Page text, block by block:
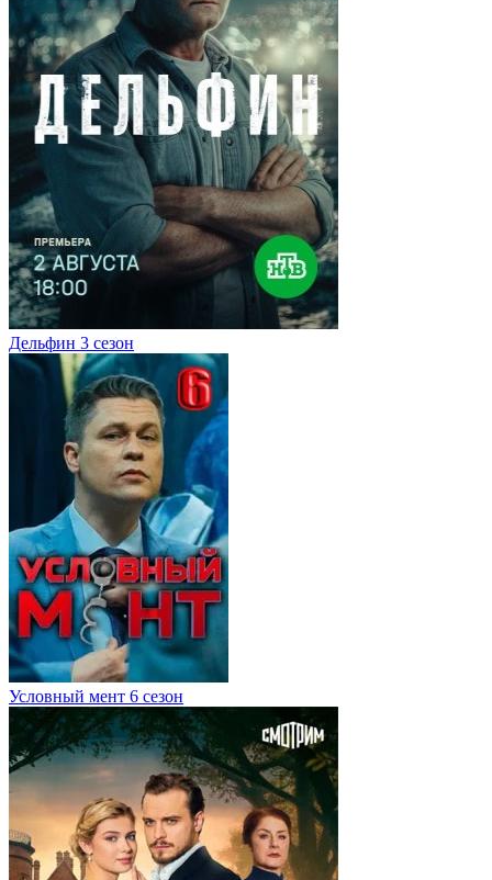
Дельфин 3 сезон
Условный мент 6 сезон